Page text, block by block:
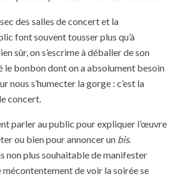
des salles de concert et la
font souvent tousser plus qu’à
sûr, on s’escrime à déballer de son
bonbon dont on a absolument besoin
nous s’humecter la gorge : c’est la
concert.
parler au public pour expliquer l’œuvre
ou bien pour annoncer un bis.
non plus souhaitable de manifester
de voir la soirée se